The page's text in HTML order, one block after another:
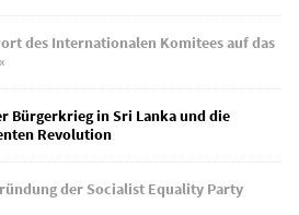
des Internationalen Komitees auf das
Bürgerkrieg in Sri Lanka und die
Revolution
der Socialist Equality Party